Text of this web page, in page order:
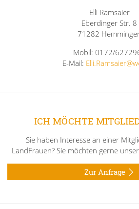
Elli Ramsaier
Eberdinger Str. 8
71282
Mobil: 0172/
E-Mail:
ICH MÖCHTE
Sie haben Interesse an einer
LandFrauen? Sie möchten gerne
Zur Anfrage